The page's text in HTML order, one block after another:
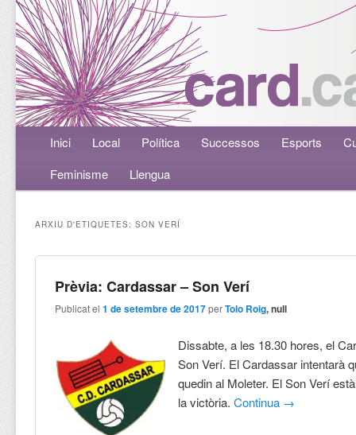
Menú principalAneu al contingut principal
Aneu al contingut secundari
Inici Local Política Successos Esports
Feminisme
Llengua
ARXIU D'ETIQUETES:SON VERÍ
Prèvia: Cardassar – Son Verí
Publicat el1 de setembre de 2017 perTolo Roig, null
Dissabte, a les 18.30 hores, el
Son Verí. El Cardassar intentarà
quedin al Moleter. El Son Verí
la victòria.Continua →